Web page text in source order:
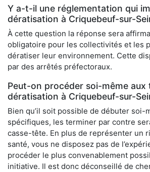
Y a-t-il une réglementation qui
dératisation à Criquebeuf-sur-
À cette question la réponse sera
obligatoire pour les collectivités et les
dératiser leur environnement. Cette
par des arrêtés préfectoraux.
Peut-on procéder soi-même aux
dératisation à Criquebeuf-sur-
Bien qu’il soit possible de débuter soi-
spécifiques, les terminer par contre
casse-tête. En plus de représenter un
santé, vous ne disposez pas de
procéder le plus convenablement
initiative. Il est donc déconseillé de